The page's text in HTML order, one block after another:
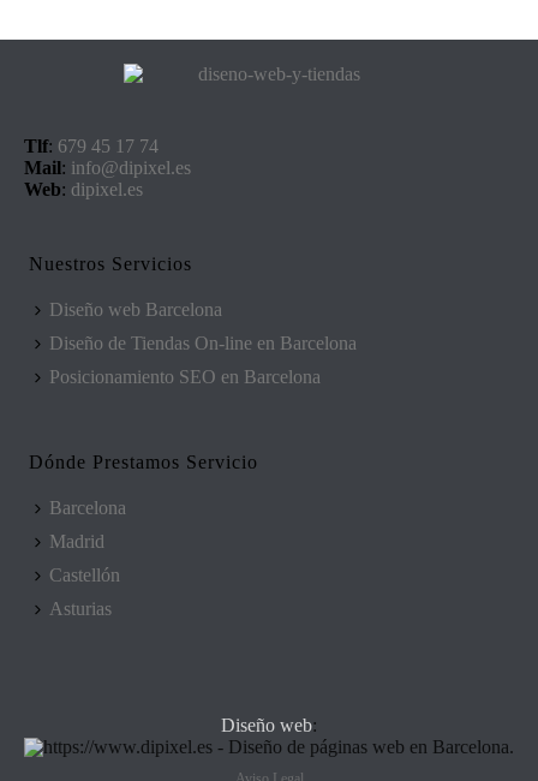
Tlf: 679 45 17 74
Mail: info@dipixel.es
Web: dipixel.es
Nuestros Servicios
Diseño web Barcelona
Diseño de Tiendas On-line en Barcelona
Posicionamiento SEO en Barcelona
Dónde Prestamos Servicio
Barcelona
Madrid
Castellón
Asturias
Diseño web: